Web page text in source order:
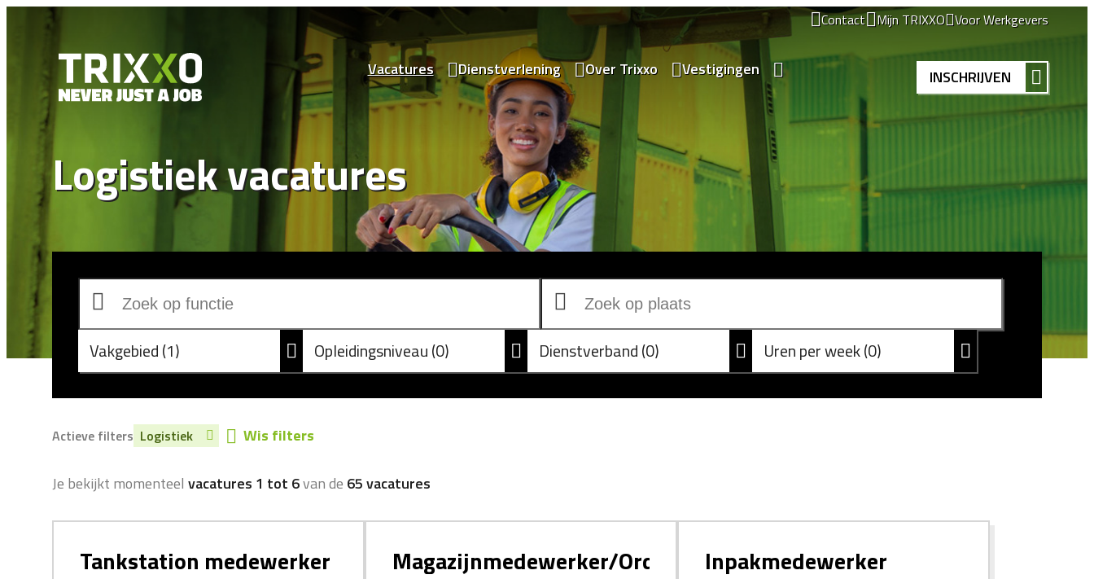
Contact Mijn TRIXXO Voor Werkgevers
Vacatures Dienstverlening Over Trixxo Vestigingen INSCHRIJVEN
Logistiek vacatures
Vakgebied 1 Opleidingsniveau 0 Dienstverband 0 Uren per week 0
Actieve filters Logistiek Wis filters
Je bekijkt momenteel vacatures 1 tot 6van de 65 vacatures
Tankstation medewerker Magazijnmedewerker/OrderpickerInpakmedewerker